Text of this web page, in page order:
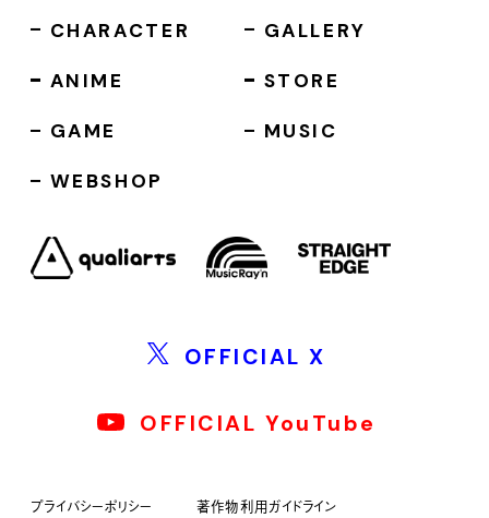
CHARACTER
ANIME
GAME
WEBSHOP
GALLERY
STORE
MUSIC
OFFICIAL X
OFFICIAL YouTube
プライバシーポリシー
著作物利用ガイドライン